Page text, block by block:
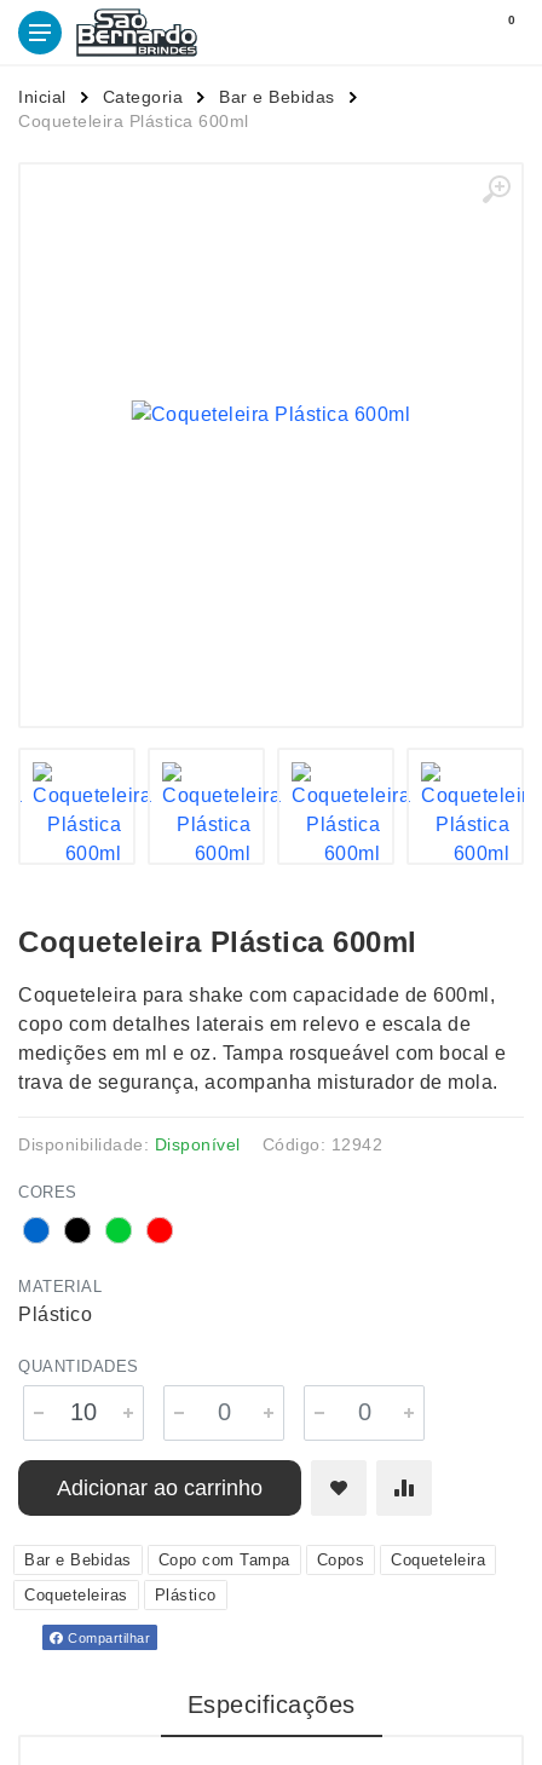
0
Inicial Categoria
Bar e Bebidas
Coqueteleira Plástica 600ml
Coqueteleira Plástica 600ml
Coqueteleira para shake com capacidade de 600ml,
copo com detalhes laterais em relevo e escala de
medições em ml e oz. Tampa rosqueável com bocal e
trava de segurança, acompanha misturador de mola.
Disponibilidade: Disponível Código: 12942
CORES
MATERIAL
Plástico
QUANTIDADES
Adicionar ao carrinho
Bar e Bebidas Copo com Tampa Copos
Coqueteleira
Coqueteleiras
Plástico
Compartilhar
Especificações